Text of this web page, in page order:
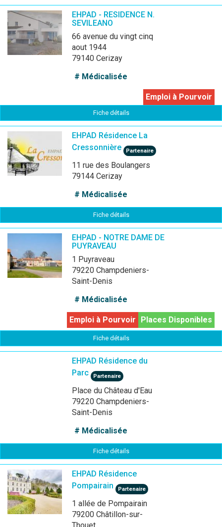
EHPAD - RESIDENCE N.
SEVILEANO
66 avenue du vingt cinq
aout 1944
79140 Cerizay
# Médicalisée
Emploi à Pourvoir
Fiche détails
EHPAD Résidence La
Cressonnière
Partenaire
11 rue des Boulangers
79144 Cerizay
# Médicalisée
Fiche détails
EHPAD - NOTRE DAME DE
PUYRAVEAU
1 Puyraveau
79220 Champdeniers-
Saint-Denis
# Médicalisée
Places Disponibles
Emploi à Pourvoir
Fiche détails
EHPAD Résidence du
Parc
Partenaire
Place du Château d'Eau
79220 Champdeniers-
Saint-Denis
# Médicalisée
Fiche détails
EHPAD Résidence
Pompairain
Partenaire
1 allée de Pompairain
79200 Châtillon-sur-